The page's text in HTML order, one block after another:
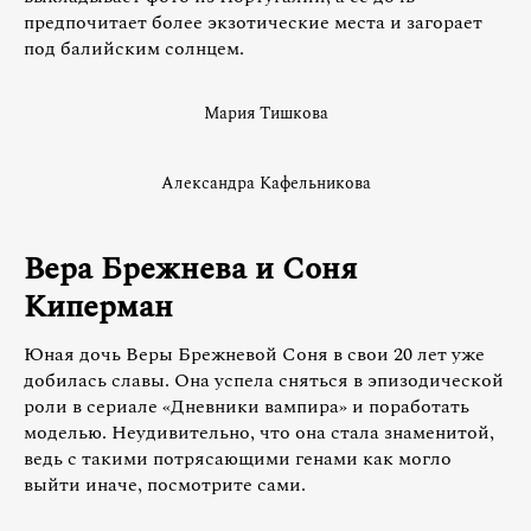
предпочитает более экзотические места и загорает
под балийским солнцем.
Мария Тишкова
Александра Кафельникова
Вера Брежнева и Соня
Киперман
Юная дочь Веры Брежневой Соня в свои 20 лет уже
добилась славы. Она успела сняться в эпизодической
роли в сериале «Дневники вампира» и поработать
моделью. Неудивительно, что она стала знаменитой,
ведь с такими потрясающими генами как могло
выйти иначе, посмотрите сами.